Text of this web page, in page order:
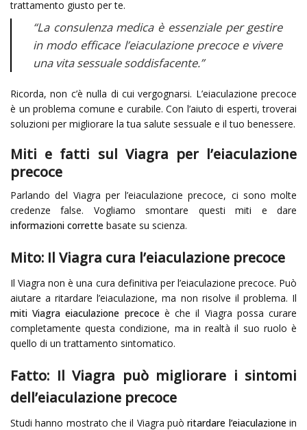
trattamento giusto per te.
“La consulenza medica è essenziale per gestire
in modo efficace l’eiaculazione precoce e vivere
una vita sessuale soddisfacente.”
Ricorda, non c’è nulla di cui vergognarsi. L’eiaculazione precoce
è un problema comune e curabile. Con l’aiuto di esperti, troverai
soluzioni per migliorare la tua salute sessuale e il tuo benessere.
Miti e fatti sul Viagra per l’eiaculazione
precoce
Parlando del Viagra per l’eiaculazione precoce, ci sono molte
credenze false. Vogliamo smontare questi miti e dare
informazioni corrette basate su scienza.
Mito: Il Viagra cura l’eiaculazione precoce
Il Viagra non è una cura definitiva per l’eiaculazione precoce. Può
aiutare a ritardare l’eiaculazione, ma non risolve il problema. Il
miti Viagra eiaculazione precoce è che il Viagra possa curare
completamente questa condizione, ma in realtà il suo ruolo è
quello di un trattamento sintomatico.
Fatto: Il Viagra può migliorare i sintomi
dell’eiaculazione precoce
Studi hanno mostrato che il Viagra puòritardare l’eiaculazione in